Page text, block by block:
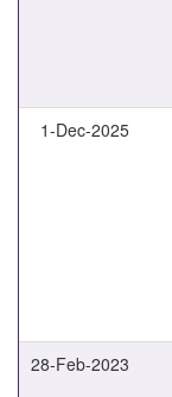
1-Dec-2025
28-Feb-2023